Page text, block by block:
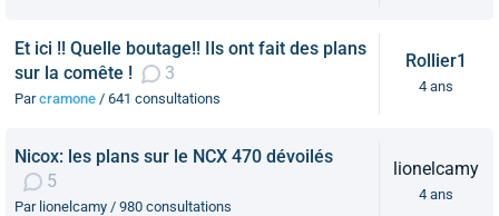
Et ici !! Quelle boutage!! Ils ont fait des plans
sur la comête !
3
Parcramone / 641 consultations
Rollier1
4 ans
Nicox: les plans sur le NCX 470 dévoilés
5
Par lionelcamy / 980 consultations
lionelcamy
4 ans